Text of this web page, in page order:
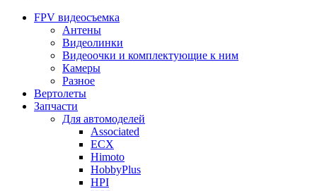
FPV видеосъемка
Антены
Видеолинки
Видеоочки и комплектующие к ним
Камеры
Разное
Вертолеты
Запчасти
Для автомоделей
Associated
ECX
Himoto
HobbyPlus
HPI